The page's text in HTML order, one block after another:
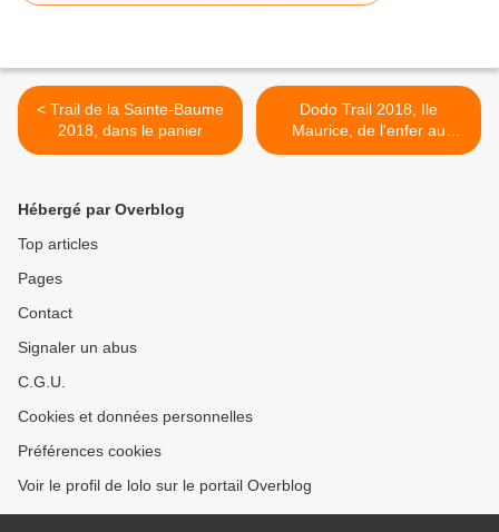
< Trail de la Sainte-Baume
2018, dans le panier
Dodo Trail 2018, Ile
Maurice, de l'enfer au
Paradis >
Hébergé par Overblog
Top articles
Pages
Contact
Signaler un abus
C.G.U.
Cookies et données personnelles
Préférences cookies
Voir le profil de lolo sur le portail Overblog